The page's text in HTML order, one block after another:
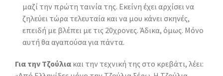
μαζί την πρώτη ταινία της. Εκείνη έχει αρχίσει να
ζηλεύει τώρα τελευταία και να μου κάνει σκηνές,
επειδή με βλέπει με τις 20χρονες. Άδικα, όμως. Μόνο
αυτή θα αγαπούσα για πάντα.
Για την Τζούλια και την τεχνική της στο κρεβάτι, λέει: